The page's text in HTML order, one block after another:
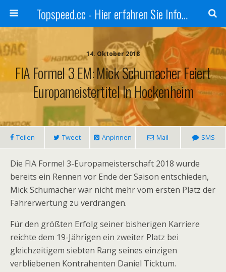
Topspeed.cc - Hier erfahren Sie Infos über die Rennsportszene mit Vollgas
14. Oktober 2018
FIA Formel 3 EM: Mick Schumacher Feiert
Europameistertitel In Hockenheim
Teilen Tweet Anpinnen Mail SMS
Die FIA Formel 3-Europameisterschaft 2018 wurde
bereits ein Rennen vor Ende der Saison entschieden,
Mick Schumacher war nicht mehr vom ersten Platz der
Fahrerwertung zu verdrängen.
Für den größten Erfolg seiner bisherigen Karriere
reichte dem 19-Jährigen ein zweiter Platz bei
gleichzeitigem siebten Rang seines einzigen
verbliebenen Kontrahenten Daniel Ticktum.